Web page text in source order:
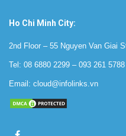
Ho Chi Minh City:
2nd Floor – 55 Nguyen Van Giai
Tel: 08 6880 2299 – 093 261 5788
Email: cloud@infolinks.vn